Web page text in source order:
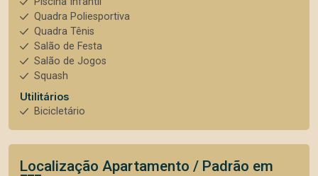
Quadra Poliesportiva
Quadra Tênis
Salão de Festa
Salão de Jogos
Squash
Utilitários
Bicicletário
Localização Apartamento / Padrão em